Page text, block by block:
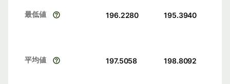
最低値 196.2280 195.3940
平均値 197.5058 198.8092